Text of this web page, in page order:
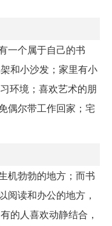
一个属于自己的书
和小沙发；家里有小
环境；喜欢艺术的朋
偶尔带工作回家；宅
机勃勃的地方；而书
阅读和办公的地方，
的人喜欢动静结合，